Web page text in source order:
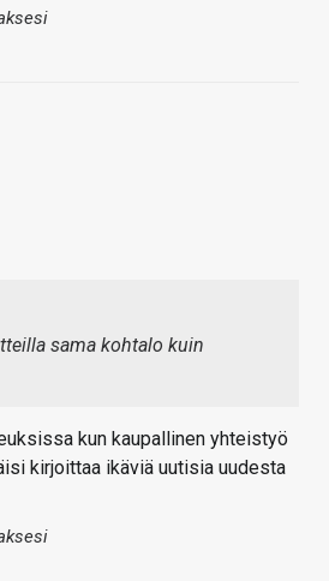
sama kohtalo kuin
kun kaupallinen yhteistyö
kirjoittaa ikäviä uutisia uudesta